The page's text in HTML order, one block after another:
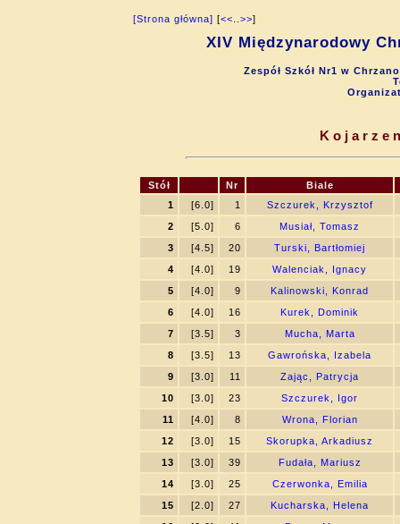
[Strona główna] [<< >>]
XIV Międzynarodowy
Zespół Szkół Nr1 w
Stół Nr
Biale
1
[6.0] 1
Szczurek, Krzysztof
2
[5.0] 6
Musiał, Tomasz
3
[4.5] 20
Turski, Bartłomiej
4
[4.0] 19
Walenciak, Ignacy
5
[4.0] 9
Kalinowski, Konrad
6
[4.0] 16
Kurek, Dominik
7
[3.5] 3
Mucha, Marta
8
[3.5] 13
Gawrońska, Izabela
9
[3.0] 11
Zając, Patrycja
10
[3.0] 23
Szczurek, Igor
11
[4.0] 8
Wrona, Florian
12
[3.0] 15
Skorupka, Arkadiusz
13
[3.0] 39
Fudała, Mariusz
14
[3.0] 25
Czerwonka, Emilia
15
[2.0] 27
Kucharska, Helena